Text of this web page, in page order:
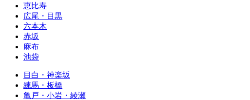
恵比寿
広尾・目黒
六本木
赤坂
麻布
池袋
目白・神楽坂
練馬・板橋
亀戸・小岩・綾瀬